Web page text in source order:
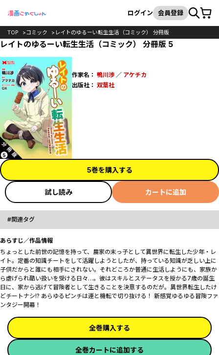
検索
ログイン 会員登録カート
TOP コミック レイトのゆるーい転生生活（コミック） 分冊版
レイトのゆるーい転生生活（コミック） 分冊版 5
作家名： 鴨川渉／ アケチカ
出版社： 双葉社
5巻を購入する
試し読み カートに追加
関連タグ
あらすじ／作品情報
ちょっとした前世の記憶を持って、農家の末っ子として異世界に転生した少年・レ
イト。定番の知識チートをして活躍しようとしたが、持っている知識が乏しい上に
子供だからと誰にも相手にされない。それどころか普通に生活しようにも、家族か
ら虐げられ酷い扱いを受ける日々…。彼はスキルとステータスを授かる7歳の誕生
日に、家から逃げて冒険者として生きることを決意するのだが――。異世界転生したけ
どチートナシ!? あらゆるピンチは運と機転で切り抜ける！ 新感覚ゆるゆる冒険ファ
ンタジー開幕！
全巻購入する
全巻カートに追加する